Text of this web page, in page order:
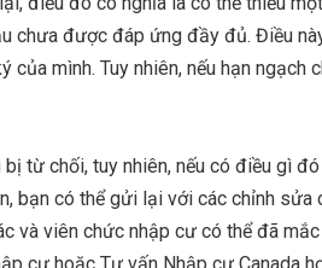
chưa được đáp ứng đầy đủ. Điều
mình. Tuy nhiên, nếu hạn
từ chối, tuy nhiên, nếu có điều gì
bạn có thể gửi lại với các chỉnh sửa
và viên chức nhập cư có thể đã